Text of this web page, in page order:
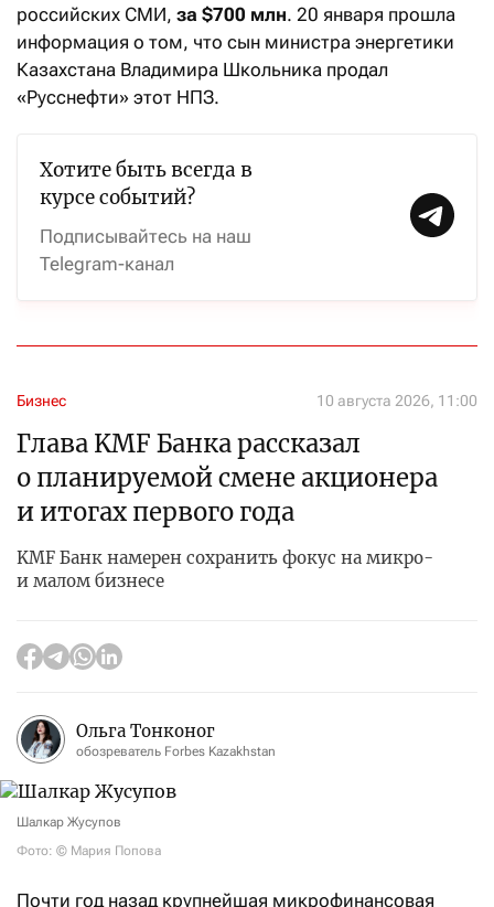
российских СМИ, за $700 млн. 20 января прошла
информация о том, что сын министра энергетики
Казахстана Владимира Школьника продал
«Русснефти» этот НПЗ.
Хотите быть всегда в
курсе событий?
Подписывайтесь на наш
Telegram-канал
Бизнес 10 августа 2026, 11:00
Глава KMF Банка рассказал
о планируемой смене акционера
и итогах первого года
KMF Банк намерен сохранить фокус на микро-
и малом бизнесе
Ольга Тонконог
обозреватель Forbes Kazakhstan
Шалкар Жусупов
Фото: © Мария Попова
Почти год назад крупнейшая микрофинансовая